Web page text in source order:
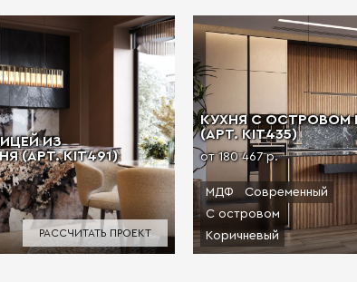
ИЗ
(АРТ. KIT491)
РАССЧИТАТЬ ПРОЕКТ
КУХНЯ С ОСТРОВОМ
(АРТ. KIT435)
от 180 467 р.
МДФ
Современный
С островом
Коричневый